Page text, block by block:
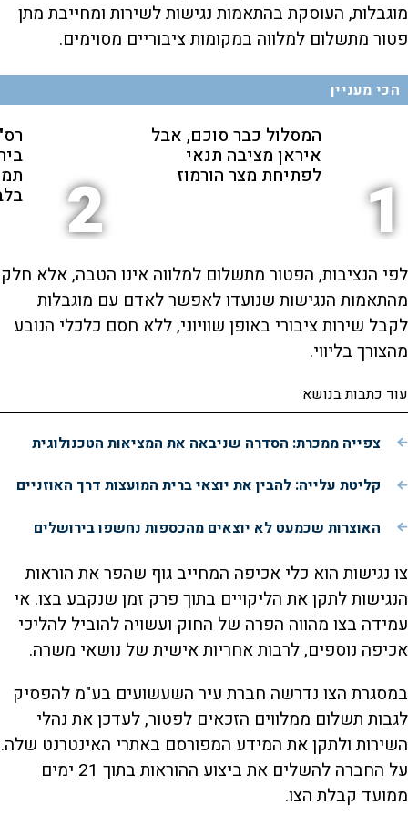
מוגבלות, העוסקת בהתאמות נגישות לשירות ומחייבת מתן
פטור מתשלום למלווה במקומות ציבוריים מסוימים.
הכי מעניין
1
המסלול כבר סוכם, אבל
איראן מציבה תנאי
לפתיחת מצר הורמוז 2
לפי הנציבות, הפטור מתשלום למלווה אינו הטבה, אלא חלק
מהתאמות הנגישות שנועדו לאפשר לאדם עם מוגבלות
לקבל שירות ציבורי באופן שוויוני, ללא חסם כלכלי הנובע
מהצורך בליווי.
עוד כתבות בנושא
צפייה ממכרת: הסדרה שניבאה את המציאות הטכנולוגית
קליטת עלייה: להבין את יוצאי ברית המועצות דרך האוזניים
האוצרות שכמעט לא יוצאים מהכספות נחשפו בירושלים
צו נגישות הוא כלי אכיפה המחייב גוף שהפר את הוראות
הנגישות לתקן את הליקויים בתוך פרק זמן שנקבע בצו. אי
עמידה בצו מהווה הפרה של החוק ועשויה להוביל להליכי
אכיפה נוספים, לרבות אחריות אישית של נושאי משרה.
במסגרת הצו נדרשה חברת עיר השעשועים בע"מ להפסיק
לגבות תשלום ממלווים הזכאים לפטור, לעדכן את נהלי
השירות ולתקן את המידע המפורסם באתרי האינטרנט שלה.
על החברה להשלים את ביצוע ההוראות בתוך 21 ימים
ממועד קבלת הצו.